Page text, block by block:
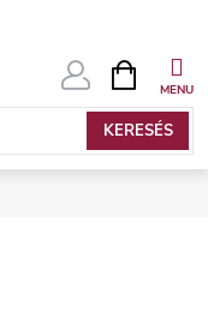
KERESÉS
KOSÁR